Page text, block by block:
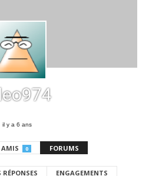
il y a 6 ans
AMIS 0 FORUMS
RÉPONSES ENGAGEMENTS